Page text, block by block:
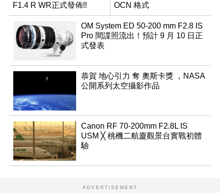
F1.4 R WR正式發佈!!
OCN 格式
OM System ED 50-200 mm F2.8 IS
Pro 間諜照流出！預計 9 月 10 日正
式發表
恭賀 地心引力 奪 奧斯卡獎 ，NASA
公開系列太空攝影作品
Canon RF 70-200mm F2.8L IS
USM ╳ 桃機二航廈觀景台實戰初體
驗
ADVERTISEMENT